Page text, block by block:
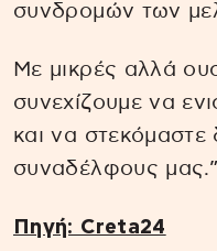
συνδρομών των
Με μικρές αλλά
συνεχίζουμε να
και να στεκόμαστε
συναδέλφους
Πηγή: Creta24